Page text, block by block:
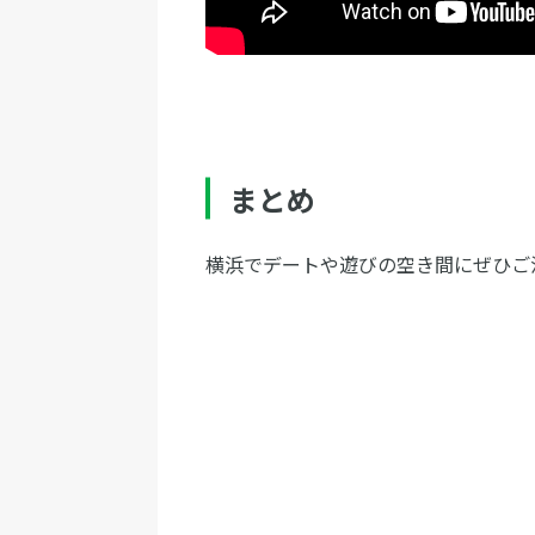
まとめ
横浜でデートや遊びの空き間にぜひご